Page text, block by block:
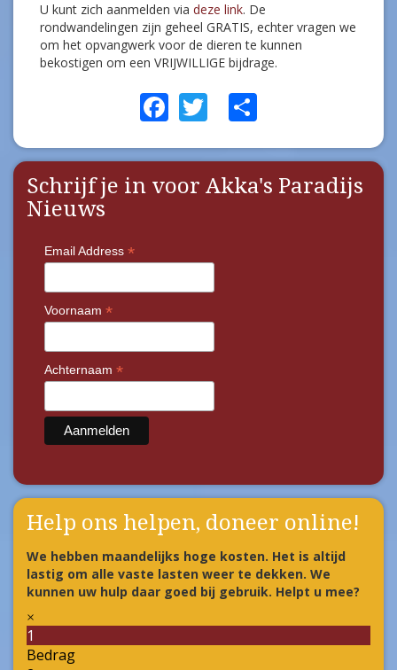
U kunt zich aanmelden via deze link. De
rondwandelingen zijn geheel GRATIS, echter vragen we
om het opvangwerk voor de dieren te kunnen
bekostigen om een VRIJWILLIGE bijdrage.
Facebook
Twitter
Schrijf je in voor Akka's Paradijs
Nieuws
Email Address *
Voornaam *
Achternaam *
Help ons helpen, doneer online!
We hebben maandelijks hoge kosten. Het is altijd
lastig om alle vaste lasten weer te dekken. We
kunnen uw hulp daar goed bij gebruik. Helpt u mee?